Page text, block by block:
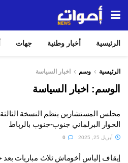
الرئيسية أخبار وطنية جهات
الرئيسية وسم اخبار السياسة
الوسم: اخبار السياسة
مجلس المستشارين ينظم النسخة
الحوار البرلماني جنوب-جنوب بالرباط
أبريل 25, 2025